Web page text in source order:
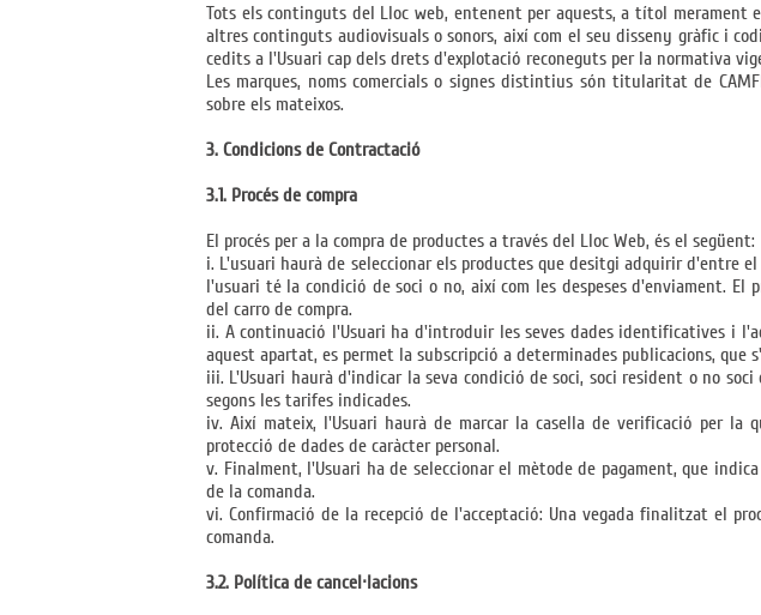
Tots els continguts del Lloc web, entenent per aquests, a títol merament
altres continguts audiovisuals o sonors, així com el seu disseny gràfic i
cedits a l'Usuari cap dels drets d'explotació reconeguts per la normativa
Les marques, noms comercials o signes distintius són titularitat de
sobre els mateixos.
3. Condicions de Contractació
3.1. Procés de compra
El procés per a la compra de productes a través del Lloc Web, és el següent:
i. L'usuari haurà de seleccionar els productes que desitgi adquirir d'entre
l'usuari té la condició de soci o no, així com les despeses d'enviament.
del carro de compra.
ii. A continuació l'Usuari ha d'introduir les seves dades identificatives i
aquest apartat, es permet la subscripció a determinades publicacions,
iii. L'Usuari haurà d'indicar la seva condició de soci, soci resident o no
segons les tarifes indicades.
iv. Així mateix, l'Usuari haurà de marcar la casella de verificació per la
protecció de dades de caràcter personal.
v. Finalment, l'Usuari ha de seleccionar el mètode de pagament, que
de la comanda.
vi. Confirmació de la recepció de l'acceptació: Una vegada finalitzat el
comanda.
3.2. Política de cancel·lacions